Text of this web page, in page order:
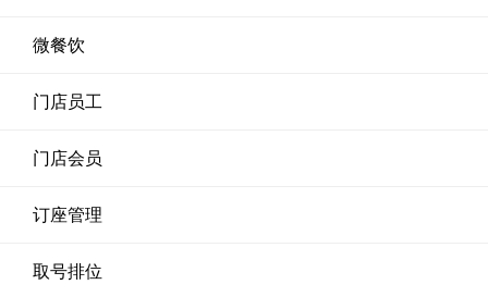
微餐饮
门店员工
门店会员
订座管理
取号排位